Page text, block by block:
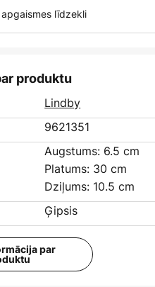
līdzekli
produktu
Lindby
9621351
Augstums: 6.5 cm
Platums: 30 cm
Dziļums: 10.5 cm
Ģipsis
par